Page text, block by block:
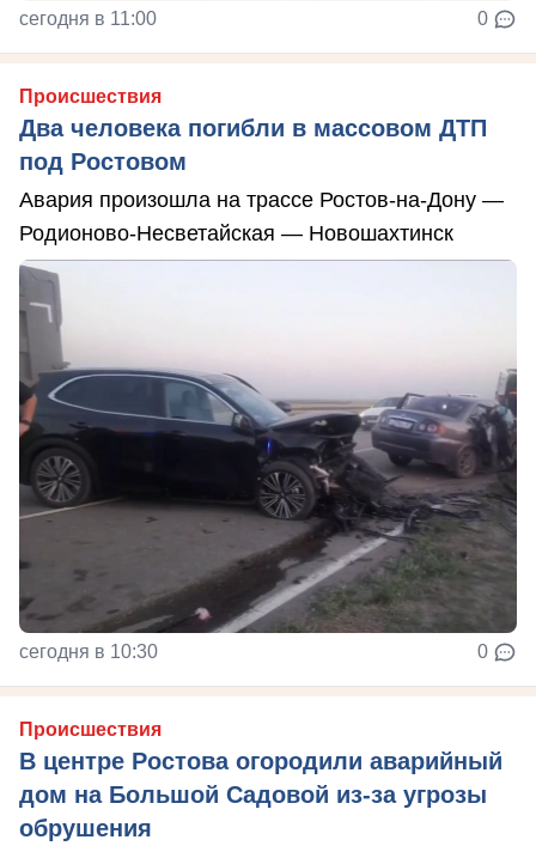
сегодня в 11:00 0
Происшествия
Два человека погибли в массовом ДТП
под Ростовом
Авария произошла на трассе Ростов-на-Дону —
Родионово-Несветайская — Новошахтинск
сегодня в 10:30 0
Происшествия
В центре Ростова огородили аварийный
дом на Большой Садовой из-за угрозы
обрушения